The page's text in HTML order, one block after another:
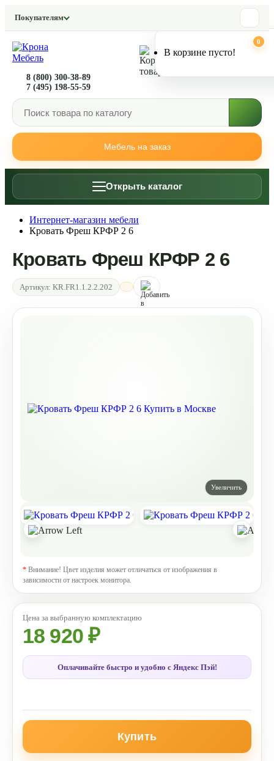
Покупателям
Мебель на заказ
8 (800) 300-38-89
7 (495) 198-55-59
0
В корзине пусто!
Открыть каталог
Интернет-магазин мебели
Кровать Фреш КРФР 2 6
Кровать Фреш КРФР 2 6
Артикул: KR.FR1.1.2.2.202
* Внимание! Цвет изделия может отличаться от изображения в
зависимости от настроек монитора.
18 920 ₽
Оплачивайте быстро и удобно с Яндекс Пэй!
Купить